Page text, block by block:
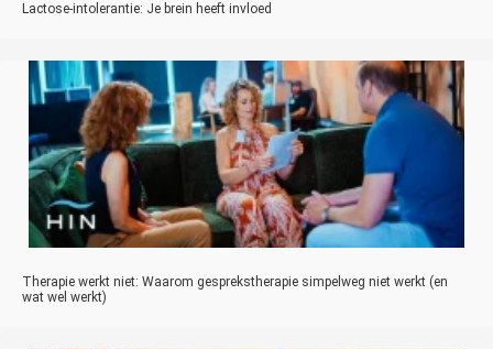
Lactose-intolerantie: Je brein heeft invloed
Therapie werkt niet: Waarom gesprekstherapie simpelweg niet werkt (en
wat wel werkt)